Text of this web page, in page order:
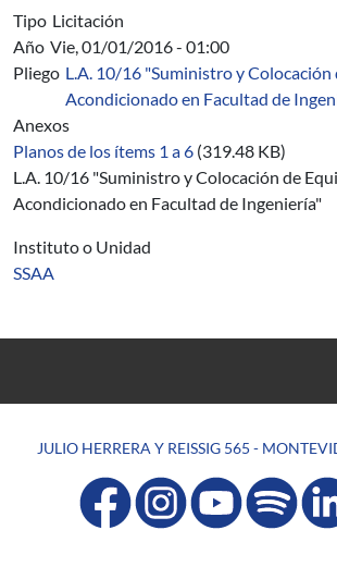
Tipo Licitación
Año Vie, 01/01/2016 - 01:00
Pliego L.A. 10/16 "Suministro y Colocación
Acondicionado en Facultad de
Anexos
Planos de los ítems 1 a 6 (319.48 KB)
L.A. 10/16 "Suministro y Colocación de
Acondicionado en Facultad de Ingeniería"
Instituto o Unidad
SSAA
JULIO HERRERA Y REISSIG 565 -